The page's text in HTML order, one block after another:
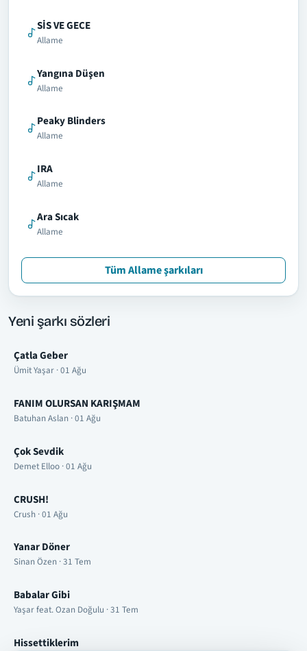
SİS VE GECE
Allame
Yangına Düşen
Allame
Peaky Blinders
Allame
IRA
Allame
Ara Sıcak
Allame
Tüm Allame şarkıları
Yeni şarkı sözleri
Çatla Geber
Ümit Yaşar · 01 Ağu
FANIM OLURSAN KARIŞMAM
Batuhan Aslan · 01 Ağu
Çok Sevdik
Demet Elloo · 01 Ağu
CRUSH!
Crush · 01 Ağu
Yanar Döner
Sinan Özen · 31 Tem
Babalar Gibi
Yaşar feat. Ozan Doğulu · 31 Tem
Hissettiklerim